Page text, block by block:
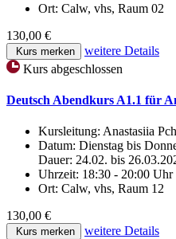
Ort: Calw, vhs, Raum 02
130,00 €
Kurs merken
weitere Details
Kurs abgeschlossen
Deutsch Abendkurs A1.1 für
Kursleitung: Anastasiia
Datum: Dienstag bis
Dauer: 24.02. bis
Uhrzeit: 18:30 - 20:00 Uhr
Ort: Calw, vhs, Raum 12
130,00 €
Kurs merken
weitere Details